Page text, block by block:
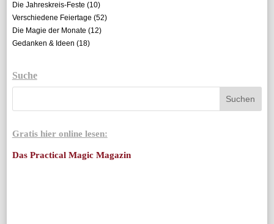
Die Jahreskreis-Feste (10)
Verschiedene Feiertage (52)
Die Magie der Monate (12)
Gedanken & Ideen (18)
Suche
Gratis hier online lesen:
Das Practical Magic Magazin